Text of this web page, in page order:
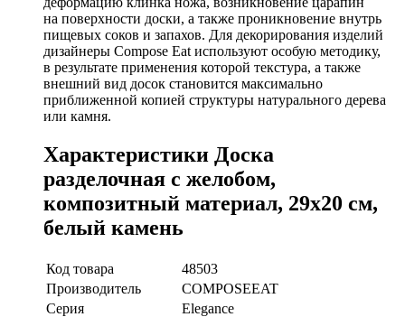
на поверхности доски, а также проникновение внутрь
пищевых соков и запахов. Для декорирования изделий
дизайнеры Compose Eat используют особую методику,
в результате применения которой текстура, а также
внешний вид досок становится максимально
приближенной копией структуры натурального дерева
или камня.
Характеристики Доска
разделочная с желобом,
композитный материал, 29x20 см,
белый камень
Код товара
48503
Производитель
COMPOSEEAT
Серия
Elegance